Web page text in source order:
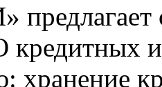
хранение